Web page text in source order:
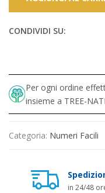
CONDIVIDI SU:
Per ogni ordine
insieme a TREE-
Categoria: Numeri Facili
in 24/48